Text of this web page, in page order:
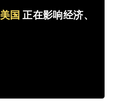
美国 正在影响经济、